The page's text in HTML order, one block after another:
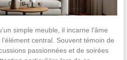
simple meuble, il incarne l’âme
central. Souvent témoin de
passionnées et de soirées